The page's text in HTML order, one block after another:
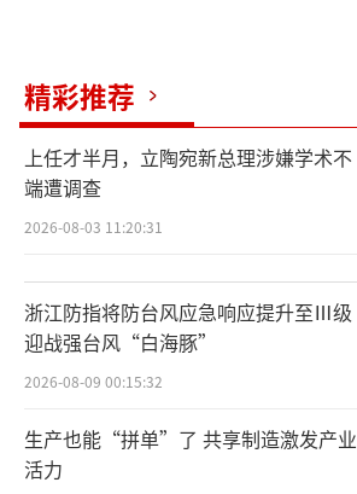
精彩推荐
上任才半月，立陶宛新总理涉嫌学术不
端遭调查
2026-08-03 11:20:31
浙江防指将防台风应急响应提升至Ⅲ级
迎战强台风“白海豚”
2026-08-09 00:15:32
生产也能“拼单”了 共享制造激发产业
活力